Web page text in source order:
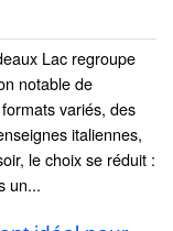
Lac regroupe
notable de
variés, des
italiennes,
le choix se réduit :
un...